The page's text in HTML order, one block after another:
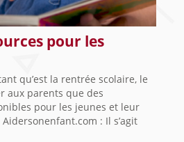
pour les
qu’est la rentrée scolaire, le
aux parents que des
pour les jeunes et leur
: Il s’agit